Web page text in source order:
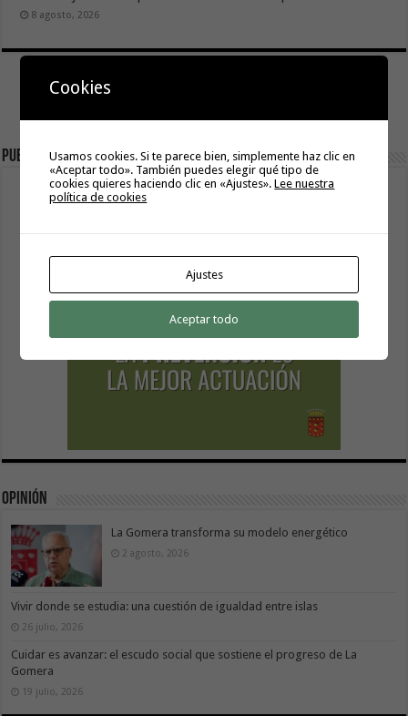
8 agosto, 2026
Publicidad
Opinión
La Gomera transforma su modelo energético
2 agosto, 2026
Vivir donde se estudia: una cuestión de igualdad entre islas
26 julio, 2026
Cuidar es avanzar: el escudo social que sostiene el progreso de La
Gomera
19 julio, 2026
Cookies
Usamos cookies. Si te parece bien, simplemente haz clic en
«Aceptar todo». También puedes elegir qué tipo de
cookies quieres haciendo clic en «Ajustes».Lee nuestra
política de cookies
Ajustes
Aceptar todo